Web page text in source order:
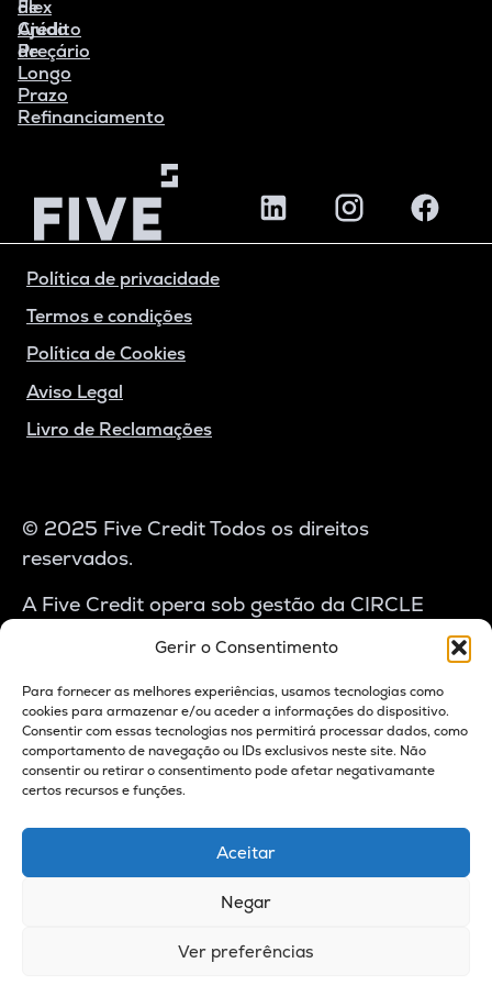
Gerir o Consentimento
Para fornecer as melhores experiências, usamos tecnologias como
cookies para armazenar e/ou aceder a informações do dispositivo.
Consentir com essas tecnologias nos permitirá processar dados, como
comportamento de navegação ou IDs exclusivos neste site. Não
consentir ou retirar o consentimento pode afetar negativamante
certos recursos e funções.
Aceitar
Negar
Ver preferências
Flex
Crédito
de
Longo
Prazo
Refinanciamento
de
Ajuda
Preçário
Política de privacidade
Termos e condições
Política de Cookies
Aviso Legal
Livro de Reclamações
© 2025 Five Credit Todos os direitos
reservados.
A Five Credit opera sob gestão da CIRCLE
CAPITAL – SGOIC, S.A., autorizada pela CMVM
realizada através do “Circle Capital Lending
Fund”, registado na CMVM com o n.º 1917, e do
Sub-Fundo 1 Five Credit – Private Lending
SME Sub-Fund, registo n.º 0001. Cumprimos
compliance financeiro em Portugal.